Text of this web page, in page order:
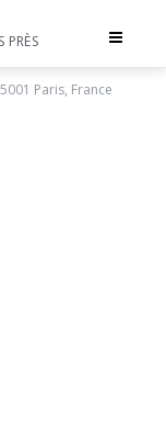
Toggle
PRÈS
Paris, France